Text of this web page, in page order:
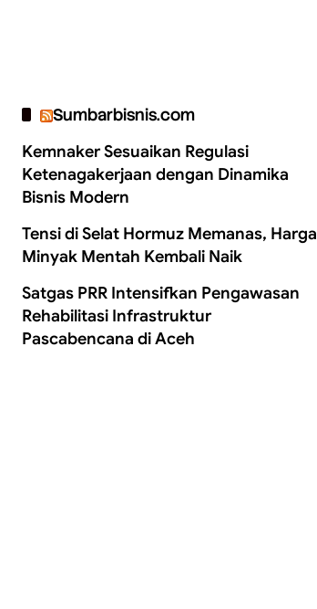
Sumbarbisnis.com
Kemnaker Sesuaikan Regulasi
Ketenagakerjaan dengan Dinamika
Bisnis Modern
Tensi di Selat Hormuz Memanas, Harga
Minyak Mentah Kembali Naik
Satgas PRR Intensifkan Pengawasan
Rehabilitasi Infrastruktur
Pascabencana di Aceh